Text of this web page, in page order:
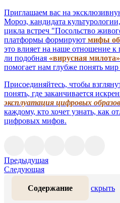
Приглашаем вас на
Мороз, кандидата
цикла встреч "Посольство
платформы формируют мифы
это влияет на наше отношение к
ли подобная «вирусная милота»
помогает нам глубже понять мир
Присоединяйтесь, чтобы
понять, где заканчивается
эксплуатация цифровых образов
каждому, кто хочет узнать, как
цифровых мифов.
Предыдущая
Следующая
Содержание скрыть